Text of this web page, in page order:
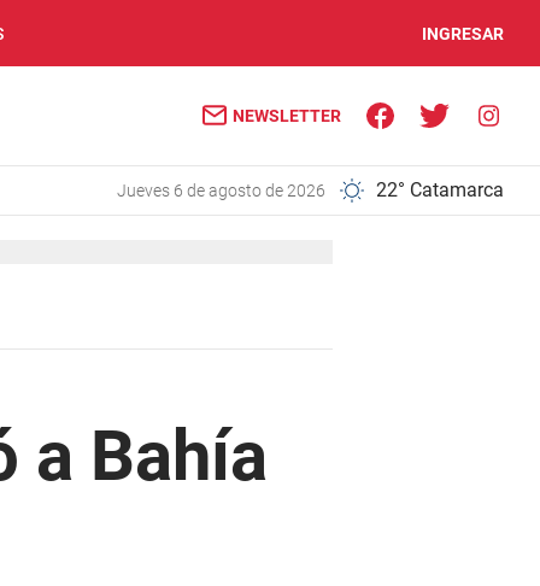
INGRESAR
NEWSLETTER
jueves 6 de agosto de 2026 22° Catamarca
a Bahía